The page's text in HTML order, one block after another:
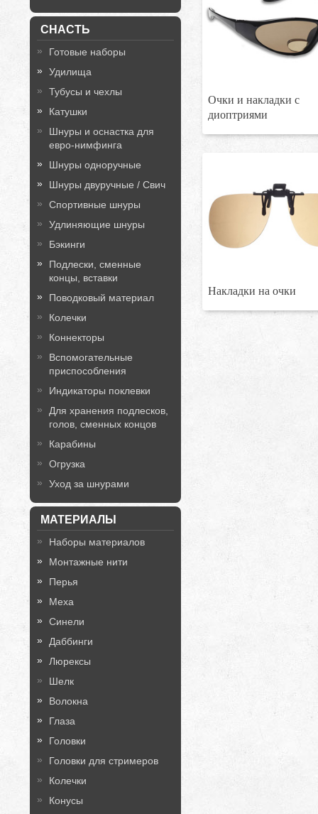
СНАСТЬ
Готовые наборы
Удилища
Тубусы и чехлы
Катушки
Шнуры и оснастка для
евро-нимфинга
Шнуры одноручные
Шнуры двуручные / Свич
Спортивные шнуры
Удлиняющие шнуры
Бэкинги
Подлески, сменные
концы, вставки
Поводковый материал
Колечки
Коннекторы
Вспомогательные
приспособления
Индикаторы поклевки
Для хранения подлесков,
голов, сменных концов
Карабины
Огрузка
Уход за шнурами
МАТЕРИАЛЫ
Наборы материалов
Монтажные нити
Перья
Меха
Синели
Даббинги
Люрексы
Шелк
Волокна
Глаза
Головки
Головки для стримеров
Колечки
Конусы
Очки и накладки с
диоптриями
Накладки на очки